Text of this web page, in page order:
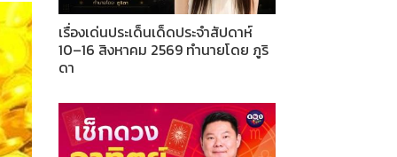
เรื่องเด่นประเด็นเด็ดประจำสัปดาห์
10–16 สิงหาคม 2569 ทำนายโดย ภูริ
ดา